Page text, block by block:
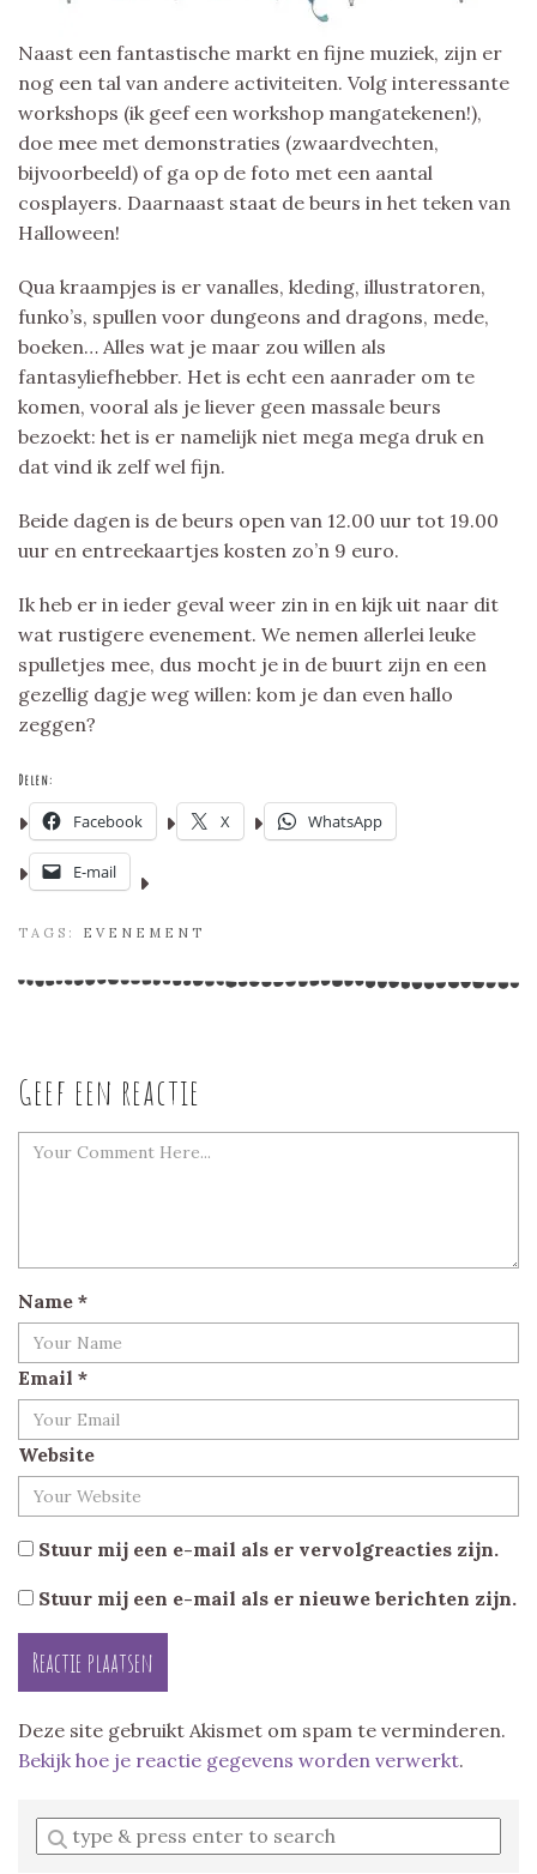
Naast een fantastische markt en fijne muziek, zijn er
nog een tal van andere activiteiten. Volg interessante
workshops (ik geef een workshop mangatekenen!),
doe mee met demonstraties (zwaardvechten,
bijvoorbeeld) of ga op de foto met een aantal
cosplayers. Daarnaast staat de beurs in het teken van
Halloween!
Qua kraampjes is er vanalles, kleding, illustratoren,
funko’s, spullen voor dungeons and dragons, mede,
boeken… Alles wat je maar zou willen als
fantasyliefhebber. Het is echt een aanrader om te
komen, vooral als je liever geen massale beurs
bezoekt: het is er namelijk niet mega mega druk en
dat vind ik zelf wel fijn.
Beide dagen is de beurs open van 12.00 uur tot 19.00
uur en entreekaartjes kosten zo’n 9 euro.
Ik heb er in ieder geval weer zin in en kijk uit naar dit
wat rustigere evenement. We nemen allerlei leuke
spulletjes mee, dus mocht je in de buurt zijn en een
gezellig dagje weg willen: kom je dan even hallo
zeggen?
Delen:
Facebook X WhatsApp
E-mail
TAGS: EVENEMENT
Geef een reactie
Name *
Email *
Website
Stuur mij een e-mail als er vervolgreacties zijn.
Stuur mij een e-mail als er nieuwe berichten zijn.
Deze site gebruikt Akismet om spam te verminderen.
Bekijk hoe je reactie gegevens worden verwerkt.
Enter
a